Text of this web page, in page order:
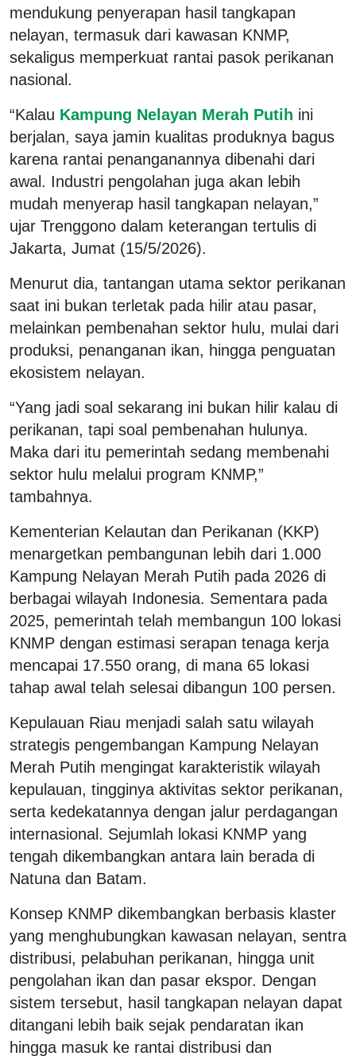
mendukung penyerapan hasil tangkapan
nelayan, termasuk dari kawasan KNMP,
sekaligus memperkuat rantai pasok perikanan
nasional.
“Kalau Kampung Nelayan Merah Putih ini
berjalan, saya jamin kualitas produknya bagus
karena rantai penanganannya dibenahi dari
awal. Industri pengolahan juga akan lebih
mudah menyerap hasil tangkapan nelayan,”
ujar Trenggono dalam keterangan tertulis di
Jakarta, Jumat (15/5/2026).
Menurut dia, tantangan utama sektor perikanan
saat ini bukan terletak pada hilir atau pasar,
melainkan pembenahan sektor hulu, mulai dari
produksi, penanganan ikan, hingga penguatan
ekosistem nelayan.
“Yang jadi soal sekarang ini bukan hilir kalau di
perikanan, tapi soal pembenahan hulunya.
Maka dari itu pemerintah sedang membenahi
sektor hulu melalui program KNMP,”
tambahnya.
Kementerian Kelautan dan Perikanan (KKP)
menargetkan pembangunan lebih dari 1.000
Kampung Nelayan Merah Putih pada 2026 di
berbagai wilayah Indonesia. Sementara pada
2025, pemerintah telah membangun 100 lokasi
KNMP dengan estimasi serapan tenaga kerja
mencapai 17.550 orang, di mana 65 lokasi
tahap awal telah selesai dibangun 100 persen.
Kepulauan Riau menjadi salah satu wilayah
strategis pengembangan Kampung Nelayan
Merah Putih mengingat karakteristik wilayah
kepulauan, tingginya aktivitas sektor perikanan,
serta kedekatannya dengan jalur perdagangan
internasional. Sejumlah lokasi KNMP yang
tengah dikembangkan antara lain berada di
Natuna dan Batam.
Konsep KNMP dikembangkan berbasis klaster
yang menghubungkan kawasan nelayan, sentra
distribusi, pelabuhan perikanan, hingga unit
pengolahan ikan dan pasar ekspor. Dengan
sistem tersebut, hasil tangkapan nelayan dapat
ditangani lebih baik sejak pendaratan ikan
hingga masuk ke rantai distribusi dan